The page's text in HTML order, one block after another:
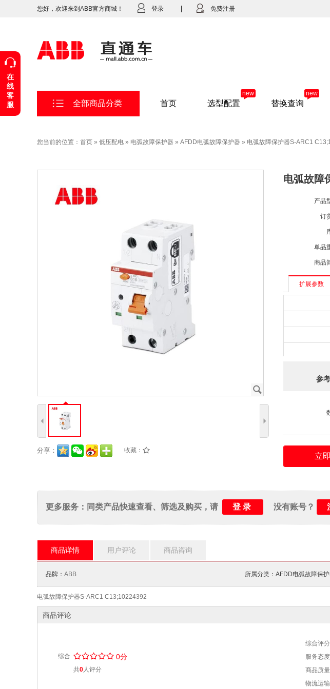
您好，欢迎来到ABB官方商城！ 登录 免费注册
全部商品分类 首页 选型配置
new
替换查询
new
您当前的位置： 首页 » 低压配电 » 电弧故障保护器 » AFDD电弧故障保护器 » 电弧故障保护器S-ARC1
J
4 5
分享： 收藏： /
电弧故障
产品
订
单品
商品
扩展参数
参
立
更多服务：同类产品快速查看、筛选及购买，请 登录 没有账号？
商品详情 用户评论 商品咨询
品牌： ABB 所属分类：AFDD电弧故障保
电弧故障保护器S-ARC1 C13;10224392
商品评论
综合 /////
..... 0分
共0人评分
综合评分
服务态度
商品质量
物流运输
在
线
客
服